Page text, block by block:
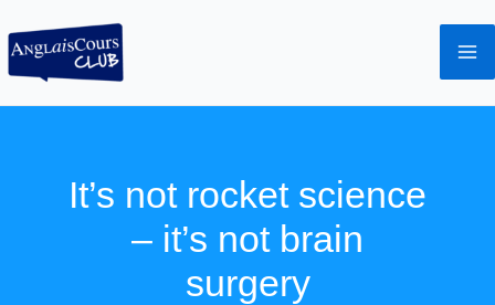
au
contenu
It’s not rocket science
– it’s not brain
surgery